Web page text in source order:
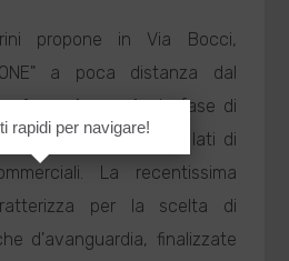
propone in Via Bocci,
a poca distanza dal
Appartamentoin fase di
secondo, libero su 3 lati di
La recentissima
per la scelta di
d'avanguardia, finalizzate
rapidi per navigare!